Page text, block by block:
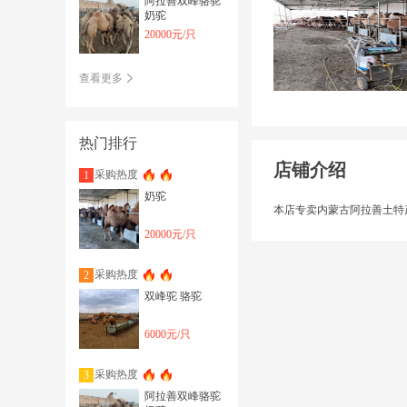
奶驼
20000元/只
查看更多
热门排行
1 采购热度
奶驼
20000元/只
2 采购热度
双峰驼 骆驼
6000元/只
3 采购热度
阿拉善双峰骆驼
店铺介绍
本店专卖内蒙古阿拉善土特